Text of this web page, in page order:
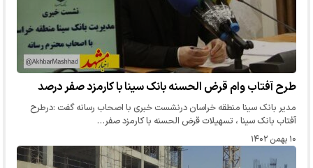
طرح آفتاب وام قرض الحسنه بانک سینا با کارمزد صفر درصد
مدیر بانک سینا منطقه خراسان درنشست خبری با اصحاب رسانه گفت :درطرح
آفتاب بانک سینا ، تسهیلات قرض الحسنه با کارمزد صفر…
۱۰ بهمن ۱۴۰۲